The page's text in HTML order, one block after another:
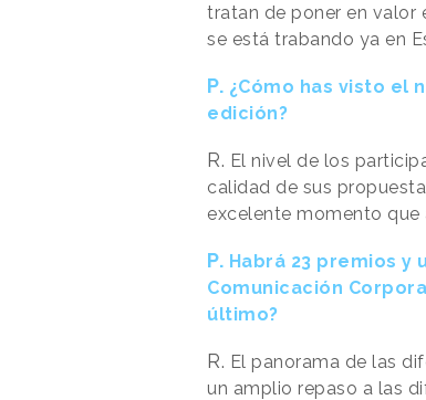
tratan de poner en valor
se está trabando ya en
P. ¿Cómo has visto el
edición?
R. El nivel de los
calidad de sus
excelente momento que
P. Habrá 23 premios
Comunicación
último?
R. El panorama de las
un amplio repaso a las